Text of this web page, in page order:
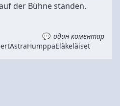
der Bühne standen.
один коментар
AstraHumppaEläkeläiset